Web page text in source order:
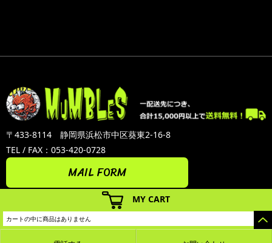
MY CART
カートの中に商品はありません
〒433-8114 静岡県浜松市中区葵東2-16-8
TEL / FAX：053-420-0728
MAIL FORM